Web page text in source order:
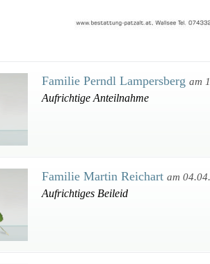
Familie Perndl Lampersberg am
Aufrichtige Anteilnahme
Familie Martin Reichart am
Aufrichtiges Beileid